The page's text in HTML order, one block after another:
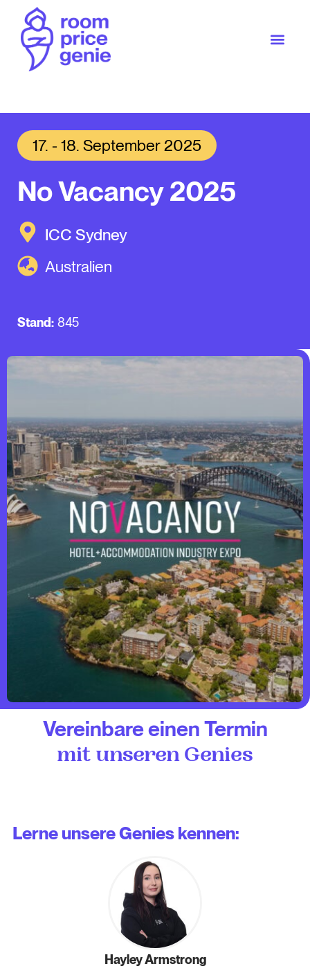
17. - 18. September 2025
No Vacancy 2025
ICC Sydney
Australien
Stand: 845
Vereinbare einen Termin
mit unseren Genies
Lerne unsere Genies kennen:
Hayley Armstrong